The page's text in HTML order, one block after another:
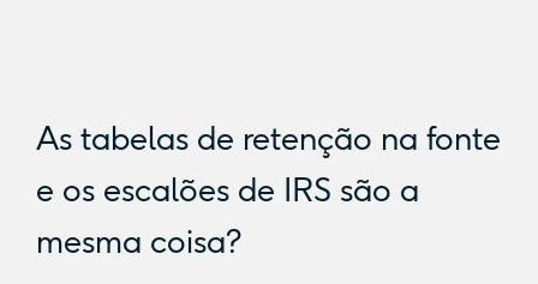
As tabelas de retenção na fonte
e os escalões de IRS são a
mesma coisa?